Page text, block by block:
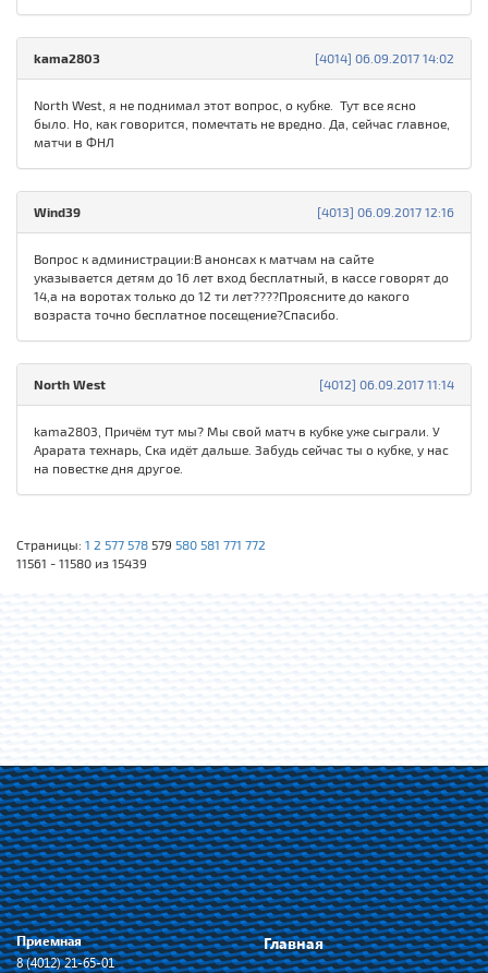
[4014] 06.09.2017 14:02
kama2803
North West, я не поднимал этот вопрос, о кубке. Тут все ясно
было. Но, как говорится, помечтать не вредно. Да, сейчас главное,
матчи в ФНЛ
[4013] 06.09.2017 12:16
Wind39
Вопрос к администрации:В анонсах к матчам на сайте
указывается детям до 16 лет вход бесплатный, в кассе говорят до
14,а на воротах только до 12 ти лет????Проясните до какого
возраста точно бесплатное посещение?Спасибо.
[4012] 06.09.2017 11:14
North West
kama2803, Причём тут мы? Мы свой матч в кубке уже сыграли. У
Арарата технарь, Ска идёт дальше. Забудь сейчас ты о кубке, у нас
на повестке дня другое.
Страницы: 1 2 577 578 579 580 581 771 772
11561 - 11580 из 15439
Приемная
8 (4012) 21-65-01
Главная